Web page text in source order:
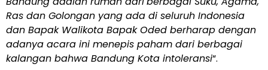
Ras dan Golongan yang ada di seluruh Indonesia
dan Bapak Walikota Bapak Oded berharap dengan
adanya acara ini menepis paham dari berbagai
kalangan bahwa Bandung Kota intoleransi“.